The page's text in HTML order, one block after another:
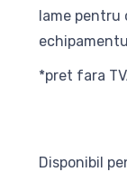
lame pentru
*pret fara
Disponibil